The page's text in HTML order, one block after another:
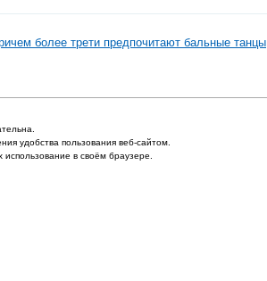
более трети предпочитают бальные танцы
удобства пользования веб-сайтом.
в своём браузере.